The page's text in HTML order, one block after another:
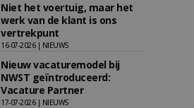
Niet het voertuig, maar het
werk van de klant is ons
vertrekpunt
16-07-2026 | NIEUWS
Nieuw vacaturemodel bij
NWST geïntroduceerd:
Vacature Partner
17-07-2026 | NIEUWS